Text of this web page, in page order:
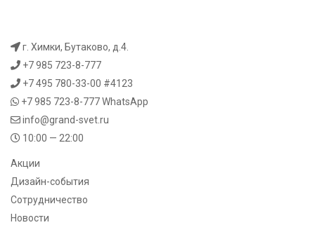
г. Химки, Бутаково, д.4.
+7 985 723-8-777
+7 495 780-33-00 #4123
+7 985 723-8-777WhatsApp
info@grand-svet.ru
10:00 — 22:00
Акции
Дизайн-события
Сотрудничество
Новости